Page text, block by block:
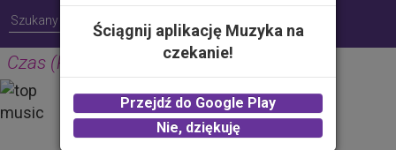
Czas (Radio Edit)
JORRGUS
2.00 zł -KUP
Ściągnij aplikację Muzyka na
czekanie!
Przejdź do Google Play
Nie, dziękuję